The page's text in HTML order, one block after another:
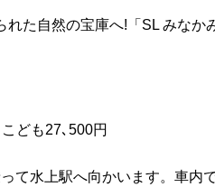
た自然の宝庫へ!「SL みなか
ども27､500円
て水上駅へ向かいます。車内